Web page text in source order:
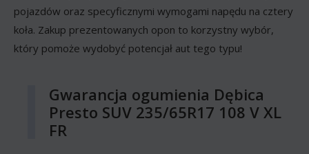
pojazdów oraz specyficznymi wymogami napędu na cztery
koła. Zakup prezentowanych opon to korzystny wybór,
który pomoże wydobyć potencjał aut tego typu!
Gwarancja ogumienia Dębica
Presto SUV 235/65R17 108 V XL
FR